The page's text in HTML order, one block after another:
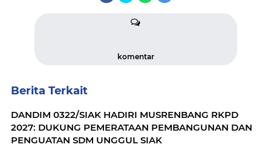
komentar
Berita Terkait
DANDIM 0322/SIAK HADIRI MUSRENBANG RKPD
2027: DUKUNG PEMERATAAN PEMBANGUNAN DAN
PENGUATAN SDM UNGGUL SIAK